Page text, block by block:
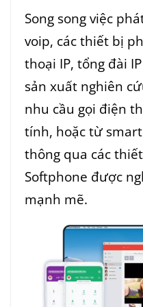
Song song việc
voip, các thiết bị
thoại IP, tổng đài
sản xuất nghiên
nhu cầu gọi điện
tính, hoặc từ
thông qua các
Softphone được
mạnh mẽ.